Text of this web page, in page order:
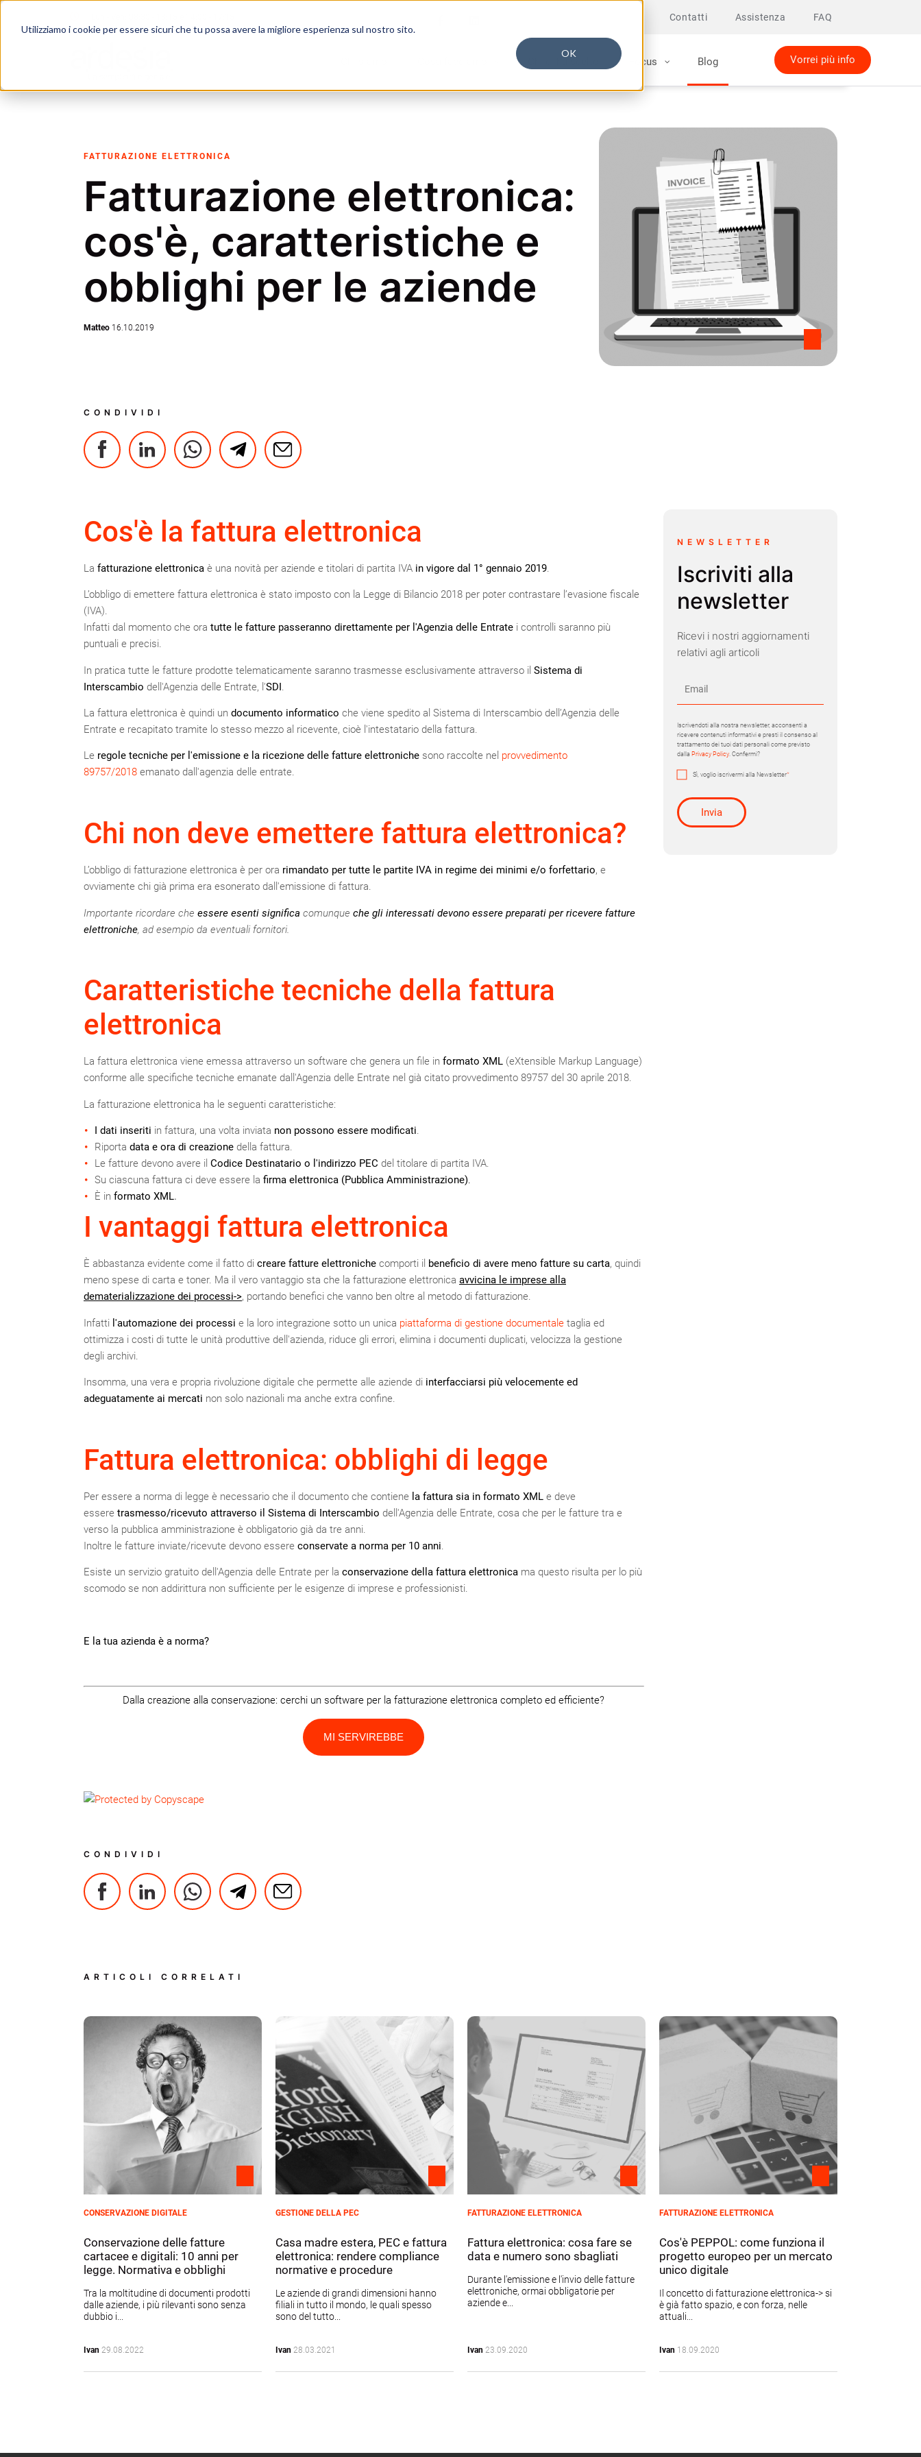
Utilizziamo i cookie per essere sicuri che tu possa avere la migliore esperienza sul nostro sito.
OK
Contatti Assistenza FAQ
Focus Blog Vorrei più info
FATTURAZIONE ELETTRONICA
Fatturazione elettronica:
cos'è, caratteristiche e
obblighi per le aziende
Matteo 16.10.2019
CONDIVIDI
Cos'è la fattura elettronica
La fatturazione elettronica è una novità per aziende e titolari di partita IVA in vigore dal 1° gennaio 2019.
L’obbligo di emettere fattura elettronica è stato imposto con la Legge di Bilancio 2018 per poter contrastare l’evasione fiscale
(IVA).
Infatti dal momento che ora tutte le fatture passeranno direttamente per l'Agenzia delle Entrate i controlli saranno più
puntuali e precisi.
In pratica tutte le fatture prodotte telematicamente saranno trasmesse esclusivamente attraverso il Sistema di
Interscambio dell'Agenzia delle Entrate, l'SDI.
La fattura elettronica è quindi un documento informatico che viene spedito al Sistema di Interscambio dell’Agenzia delle
Entrate e recapitato tramite lo stesso mezzo al ricevente, cioè l'intestatario della fattura.
Le regole tecniche per l'emissione e la ricezione delle fatture elettroniche sono raccolte nel provvedimento
89757/2018 emanato dall'agenzia delle entrate.
Chi non deve emettere fattura elettronica?
L’obbligo di fatturazione elettronica è per ora rimandato per tutte le partite IVA in regime dei minimi e/o forfettario, e
ovviamente chi già prima era esonerato dall'emissione di fattura.
Importante ricordare che essere esenti significa comunque che gli interessati devono essere preparati per ricevere fatture
elettroniche, ad esempio da eventuali fornitori.
Caratteristiche tecniche della fattura
elettronica
La fattura elettronica viene emessa attraverso un software che genera un file in formato XML (eXtensible Markup Language)
conforme alle specifiche tecniche emanate dall'Agenzia delle Entrate nel già citato provvedimento 89757 del 30 aprile 2018.
La fatturazione elettronica ha le seguenti caratteristiche:
I dati inseriti in fattura, una volta inviata non possono essere modificati.
Riporta data e ora di creazione della fattura.
Le fatture devono avere il Codice Destinatario o l'indirizzo PEC del titolare di partita IVA.
Su ciascuna fattura ci deve essere la firma elettronica (Pubblica Amministrazione).
È in formato XML.
I vantaggi fattura elettronica
È abbastanza evidente come il fatto di creare fatture elettroniche comporti il beneficio di avere meno fatture su carta, quindi
meno spese di carta e toner. Ma il vero vantaggio sta che la fatturazione elettronica avvicina le imprese alla
dematerializzazione dei processi->, portando benefici che vanno ben oltre al metodo di fatturazione.
Infatti l'automazione dei processi e la loro integrazione sotto un unica piattaforma di gestione documentale taglia ed
ottimizza i costi di tutte le unità produttive dell'azienda, riduce gli errori, elimina i documenti duplicati, velocizza la gestione
degli archivi.
Insomma, una vera e propria rivoluzione digitale che permette alle aziende di interfacciarsi più velocemente ed
adeguatamente ai mercati non solo nazionali ma anche extra confine.
Fattura elettronica: obblighi di legge
Per essere a norma di legge è necessario che il documento che contiene la fattura sia in formato XML e deve
essere trasmesso/ricevuto attraverso il Sistema di Interscambio dell'Agenzia delle Entrate, cosa che per le fatture tra e
verso la pubblica amministrazione è obbligatorio già da tre anni.
Inoltre le fatture inviate/ricevute devono essere conservate a norma per 10 anni.
Esiste un servizio gratuito dell'Agenzia delle Entrate per la conservazione della fattura elettronica ma questo risulta per lo più
scomodo se non addirittura non sufficiente per le esigenze di imprese e professionisti.
E la tua azienda è a norma?
Dalla creazione alla conservazione: cerchi un software per la fatturazione elettronica completo ed efficiente?
MI SERVIREBBE
NEWSLETTER
Iscriviti alla
newsletter
Ricevi i nostri aggiornamenti
relativi agli articoli
Iscrivendoti alla nostra newsletter, acconsenti a
ricevere contenuti informativi e presti il consenso al
trattamento dei tuoi dati personali come previsto
dalla Privacy Policy . Confermi?
Sì, voglio iscrivermi alla Newsletter*
CONDIVIDI
ARTICOLI CORRELATI
CONSERVAZIONE DIGITALE
Conservazione delle fatture
cartacee e digitali: 10 anni per
legge. Normativa e obblighi
Tra la moltitudine di documenti prodotti
dalle aziende, i più rilevanti sono senza
dubbio i...
Ivan 29.08.2022
GESTIONE DELLA PEC
Casa madre estera, PEC e fattura
elettronica: rendere compliance
normative e procedure
Le aziende di grandi dimensioni hanno
filiali in tutto il mondo, le quali spesso
sono del tutto...
Ivan 28.03.2021
FATTURAZIONE ELETTRONICA
Fattura elettronica: cosa fare se
data e numero sono sbagliati
Durante l'emissione e l'invio delle fatture
elettroniche, ormai obbligatorie per
aziende e...
Ivan 23.09.2020
FATTURAZIONE ELETTRONICA
Cos'è PEPPOL: come funziona il
progetto europeo per un mercato
unico digitale
Il concetto di fatturazione elettronica-> si
è già fatto spazio, e con forza, nelle
attuali...
Ivan 18.09.2020